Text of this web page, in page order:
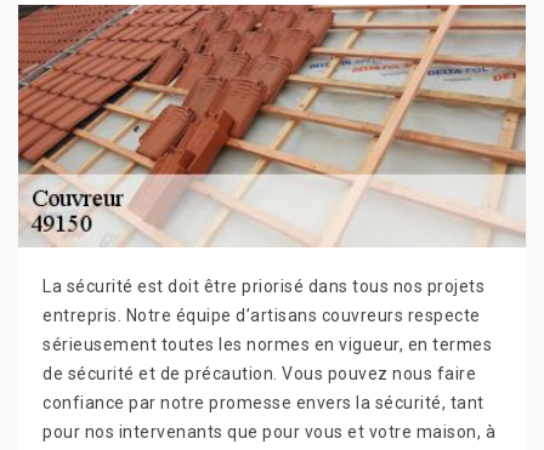
La sécurité est doit être priorisé dans tous nos projets
entrepris. Notre équipe d’artisans couvreurs respecte
sérieusement toutes les normes en vigueur, en termes
de sécurité et de précaution. Vous pouvez nous faire
confiance par notre promesse envers la sécurité, tant
pour nos intervenants que pour vous et votre maison, à